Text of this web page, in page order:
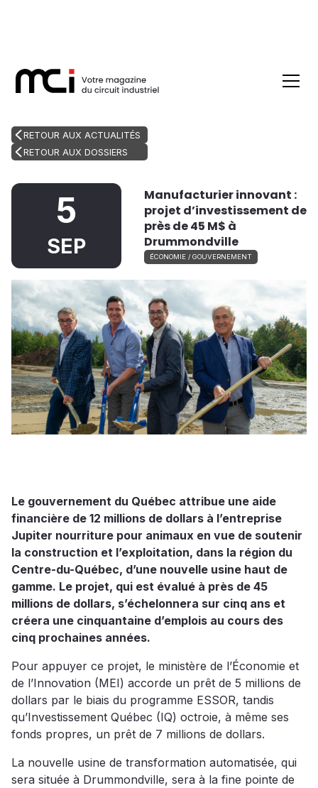
RETOUR AUX ACTUALITÉS
RETOUR AUX DOSSIERS
5
SEP
Manufacturier innovant :
projet d’investissement de
près de 45 M$ à
Drummondville
ÉCONOMIE / GOUVERNEMENT
Le gouvernement du Québec attribue une aide
financière de 12 millions de dollars à l’entreprise
Jupiter nourriture pour animaux en vue de soutenir
la construction et l’exploitation, dans la région du
Centre-du-Québec, d’une nouvelle usine haut de
gamme. Le projet, qui est évalué à près de 45
millions de dollars, s’échelonnera sur cinq ans et
créera une cinquantaine d’emplois au cours des
cinq prochaines années.
Pour appuyer ce projet, le ministère de l’Économie et
de l’Innovation (MEI) accorde un prêt de 5 millions de
dollars par le biais du programme ESSOR, tandis
qu’Investissement Québec (IQ) octroie, à même ses
fonds propres, un prêt de 7 millions de dollars.
La nouvelle usine de transformation automatisée, qui
sera située à Drummondville, sera à la fine pointe de